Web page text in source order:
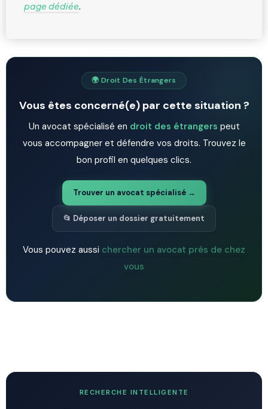
page dédiée.
🌍 Droit Des Étrangers
Vous êtes concerné(e) par cette situation ?
Un avocat spécialisé en droit des étrangers peut
vous accompagner et défendre vos droits. Trouvez le
bon profil en quelques clics.
Trouver un avocat spécialisé →
📂 Déposer un dossier gratuitement
Vous pouvez aussi chercher un avocat près de chez
vous
RECHERCHE INTELLIGENTE